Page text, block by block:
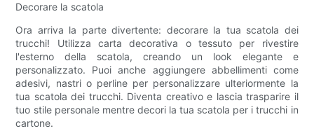
Decorare la scatola
Ora arriva la parte divertente: decorare la tua scatola dei
trucchi! Utilizza carta decorativa o tessuto per rivestire
l'esterno della scatola, creando un look elegante e
personalizzato. Puoi anche aggiungere abbellimenti come
adesivi, nastri o perline per personalizzare ulteriormente la
tua scatola dei trucchi. Diventa creativo e lascia trasparire il
tuo stile personale mentre decori la tua scatola per i trucchi in
cartone.